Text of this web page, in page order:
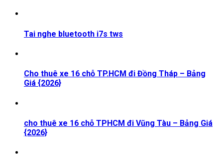
Tai nghe bluetooth i7s tws
Cho thuê xe 16 chỗ TP.HCM đi Đồng Tháp – Bảng
Giá {2026}
cho thuê xe 16 chỗ TPHCM đi Vũng Tàu – Bảng Giá
{2026}